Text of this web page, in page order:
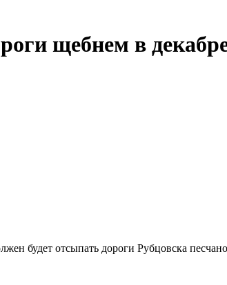
щебнем в
будет отсыпать дороги Рубцовска